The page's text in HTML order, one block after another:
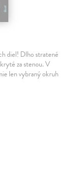
diel! Dlho stratené
za stenou. V
len vybraný okruh